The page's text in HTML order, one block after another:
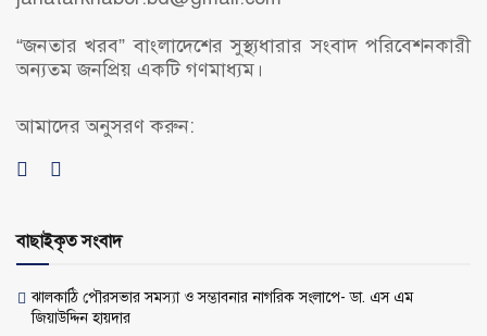
“জনতার খরব” বাংলাদেশের সুস্থ্যধারার সংবাদ পরিবেশনকারী
অন্যতম জনপ্রিয় একটি গণমাধ্যম।
আমাদের অনুসরণ করুন:
বাছাইকৃত সংবাদ
ঝালকাঠি পৌরসভার সমস্যা ও সম্ভাবনার নাগরিক সংলাপে- ডা. এস এম
জিয়াউদ্দিন হায়দার